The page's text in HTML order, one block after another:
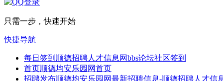
只需一步，快速开始
快捷导航
每日签到 顺德招聘人才信息网bbs论坛社区签到
首页顺德均安乐园网首页
招聘发布顺德均安乐园网最新招聘信息-顺德招聘人才信